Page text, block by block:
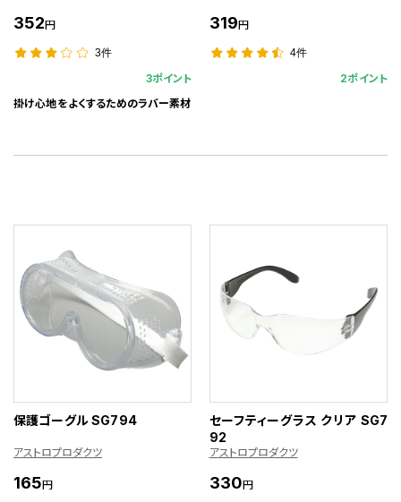
352円
3件
3ポイント
掛け心地をよくするためのラバー素材
319円
4件
2ポイント
保護ゴーグル SG794
アストロプロダクツ
165円
セーフティーグラス クリア SG7
92
アストロプロダクツ
330円